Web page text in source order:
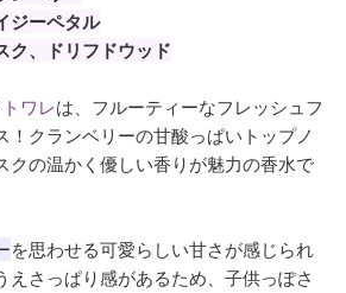
ジーペタル
ク、ドリフドウッド
ワレは、フルーティーなフレッシュフ
！クランベリーの甘酸っぱいトップノ
クの温かく優しい香りが魅力の香水で
を思わせる可愛らしい甘さが感じられ
えさっぱり感があるため、子供っぽさ